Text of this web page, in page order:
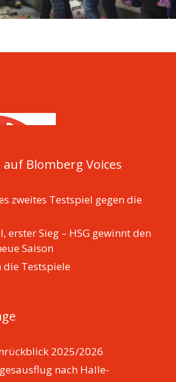
auf Blomberg Voices
zweites Testspiel gegen die
erster Sieg – HSG gewinnt den
Saison
die Testspiele
2025/2026
nach Halle-